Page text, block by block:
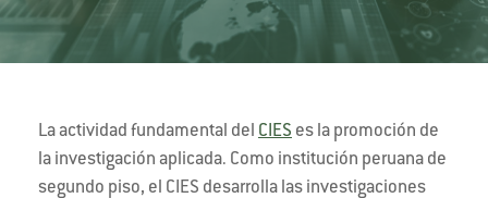
La actividad fundamental del CIES es la promoción de
la investigación aplicada. Como institución peruana de
segundo piso, el CIES desarrolla las investigaciones